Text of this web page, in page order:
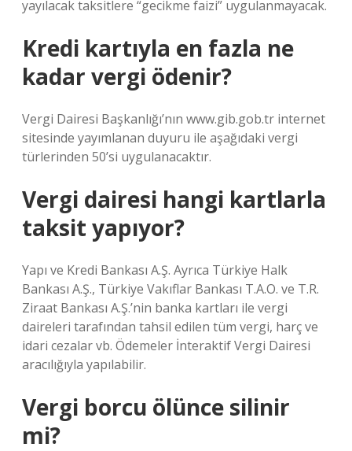
yayılacak taksitlere “gecikme faizi” uygulanmayacak.
Kredi kartıyla en fazla ne
kadar vergi ödenir?
Vergi Dairesi Başkanlığı’nın www.gib.gob.tr internet
sitesinde yayımlanan duyuru ile aşağıdaki vergi
türlerinden 50’si uygulanacaktır.
Vergi dairesi hangi kartlarla
taksit yapıyor?
Yapı ve Kredi Bankası A.Ş. Ayrıca Türkiye Halk
Bankası A.Ş., Türkiye Vakıflar Bankası T.A.O. ve T.R.
Ziraat Bankası A.Ş.’nin banka kartları ile vergi
daireleri tarafından tahsil edilen tüm vergi, harç ve
idari cezalar vb. Ödemeler İnteraktif Vergi Dairesi
aracılığıyla yapılabilir.
Vergi borcu ölünce silinir
mi?